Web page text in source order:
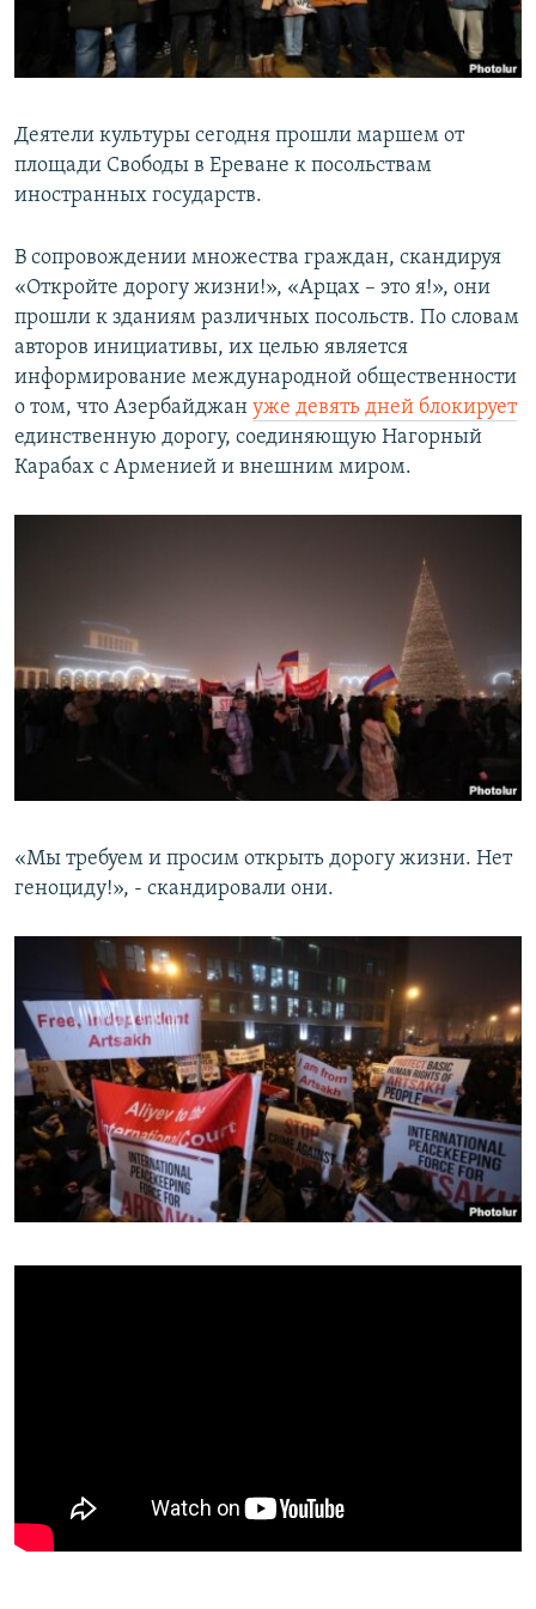
Հայերեն
English
Русский
Все сайты Радио Азатутюн
Деятели культуры сегодня прошли маршем от
площади Свободы в Ереване к посольствам
иностранных государств.
В сопровождении множества граждан, скандируя
«Откройте дорогу жизни!», «Арцах – это я!», они
прошли к зданиям различных посольств. По словам
авторов инициативы, их целью является
информирование международной общественности
о том, что Азербайджан уже девять дней блокирует
единственную дорогу, соединяющую Нагорный
Карабах с Арменией и внешним миром.
«Мы требуем и просим открыть дорогу жизни. Нет
геноциду!», - скандировали они.